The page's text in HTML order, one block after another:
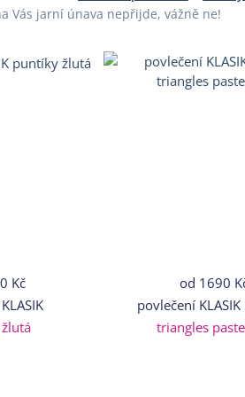
Vás jarní únava nepřijde, vážně ne!
Kč
od 1690
povlečení KLASIK
triangles